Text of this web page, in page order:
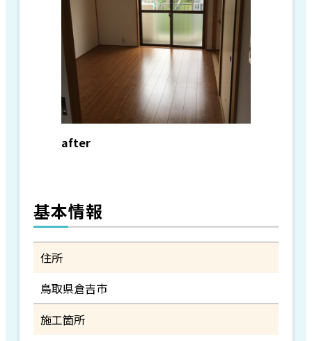
after
基本情報
住所
鳥取県倉吉市
施工箇所